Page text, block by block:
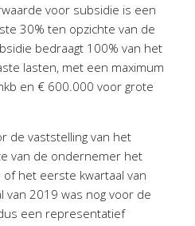
voor subsidie is een
30% ten opzichte van de
bedraagt 100% van het
lasten, met een maximum
en € 600.000 voor grote
de vaststelling van het
van de ondernemer het
het eerste kwartaal van
van 2019 was nog voor de
een representatief